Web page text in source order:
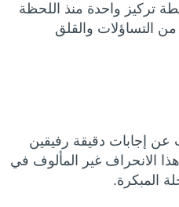
تركيز واحدة منذ اللحظة
من التساؤلات والقلق
عن إجابات دقيقة رفيقين
الانحراف غير المألوف في
المبكرة.